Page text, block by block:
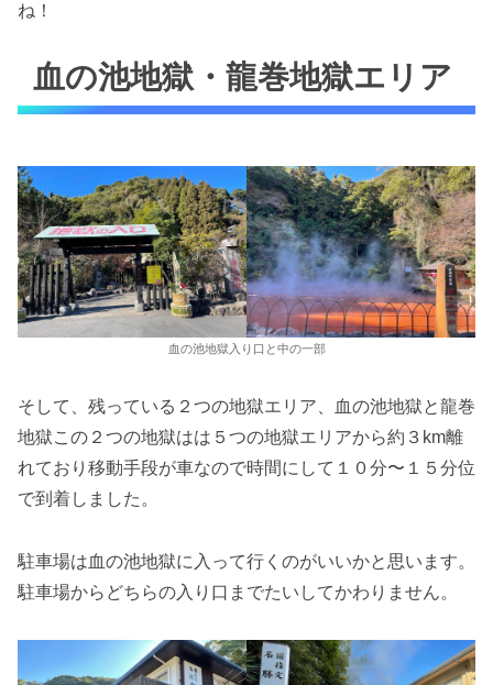
ね！
血の池地獄・龍巻地獄エリア
血の池地獄入り口と中の一部
そして、残っている２つの地獄エリア、血の池地獄と龍巻
地獄この２つの地獄はは５つの地獄エリアから約３km離
れており移動手段が車なので時間にして１０分〜１５分位
で到着しました。
駐車場は血の池地獄に入って行くのがいいかと思います。
駐車場からどちらの入り口までたいしてかわりません。